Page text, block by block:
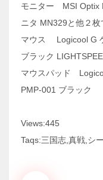
モニター MSI Optix
ニタ MN329と他２
マウス Logicool G
ブラック
マウスパッド
PMP-001 ブラック
Views:445
Taqs:三国志,真戦,シ